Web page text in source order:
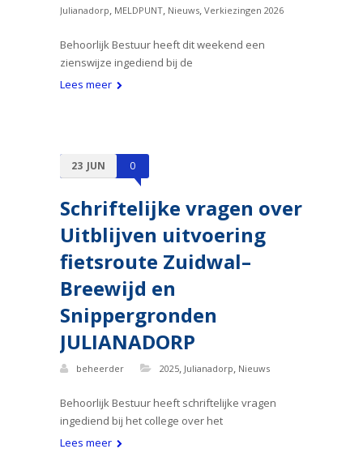
Julianadorp, MELDPUNT, Nieuws, Verkiezingen 2026
Behoorlijk Bestuur heeft dit weekend een
zienswijze ingediend bij de
Lees meer
23 JUN 0
Schriftelijke vragen over
Uitblijven uitvoering
fietsroute Zuidwal–
Breewijd en
Snippergronden
JULIANADORP
beheerder 2025, Julianadorp, Nieuws
Behoorlijk Bestuur heeft schriftelijke vragen
ingediend bij het college over het
Lees meer